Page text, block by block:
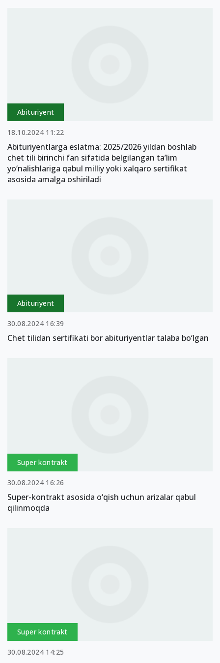
Abituriyent
18.10.2024 11:22
Abituriyentlarga eslatma: 2025/2026 yildan boshlab
chet tili birinchi fan sifatida belgilangan ta’lim
yo‘nalishlariga qabul milliy yoki xalqaro sertifikat
asosida amalga oshiriladi
Abituriyent
30.08.2024 16:39
Chet tilidan sertifikati bor abituriyentlar talaba bo‘lgan
Super kontrakt
30.08.2024 16:26
Super-kontrakt asosida o‘qish uchun arizalar qabul
qilinmoqda
Super kontrakt
30.08.2024 14:25